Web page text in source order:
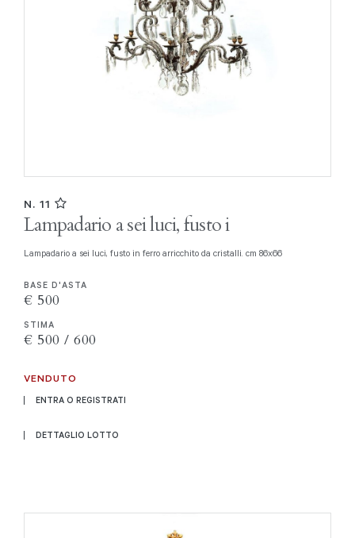
N. 11
Lampadario a sei luci, fusto i
Lampadario a sei luci, fusto in ferro arricchito da cristalli. cm 86x66
BASE D'ASTA
€ 500
STIMA
€ 500 / 600
VENDUTO
ENTRA O REGISTRATI
DETTAGLIO LOTTO